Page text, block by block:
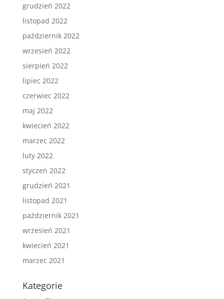
grudzień 2022
listopad 2022
październik 2022
wrzesień 2022
sierpień 2022
lipiec 2022
czerwiec 2022
maj 2022
kwiecień 2022
marzec 2022
luty 2022
styczeń 2022
grudzień 2021
listopad 2021
październik 2021
wrzesień 2021
kwiecień 2021
marzec 2021
Kategorie